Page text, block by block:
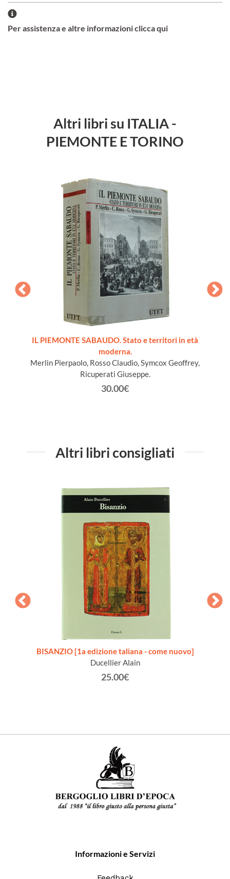
Per assistenza e altre informazioni clicca qui
Altri libri su ITALIA -
PIEMONTE E TORINO
IL PIEMONTE SABAUDO. Stato e territori in età
moderna.
Merlin Pierpaolo, Rosso Claudio, Symcox Geoffrey,
Ricuperati Giuseppe.
30.00€
Altri libri consigliati
BISANZIO [1a edizione taliana - come nuovo]
Ducellier Alain
25.00€
Informazioni e Servizi